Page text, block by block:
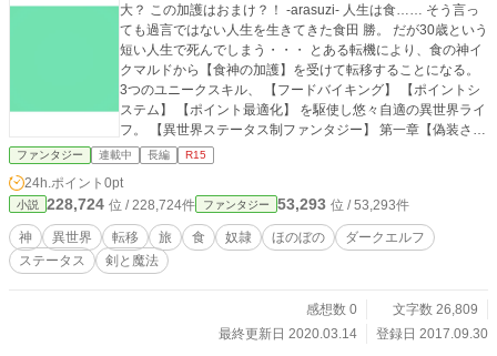
大？ この加護はおまけ？！ -arasuzi- 人生は食…… そう言っ
ても過言ではない人生を生きてきた食田 勝。 だが30歳という
短い人生で死んでしまう・・・ とある転機により、食の神イ
クマルドから【食神の加護】を受けて転移することになる。
3つのユニークスキル、 【フードバイキング】 【ポイントシ
ステム】 【ポイント最適化】 を駆使し悠々自適の異世界ライ
フ。 【異世界ステータス制ファンタジー】 第一章【偽装され
た奴隷】 第二章【迷宮クイシネの攻略①】 (主人公はほぼ無
双です。) (後に奴隷の話が有るのでR15にしてます。) 毎週土
曜日０時に更新。
ファンタジー 連載中 長編 R15
24h.ポイント 0pt
小説 228,724 位 / 228,724件 ファンタジー 53,293 位 / 53,293件
神 異世界 転移 旅 食 奴隷 ほのぼの
ダークエルフ
ステータス
剣と魔法
感想数 0
文字数 26,809
最終更新日 2020.03.14
登録日 2017.09.30